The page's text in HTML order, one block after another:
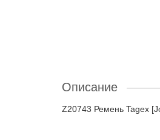
Описание
Z20743 Ремень Tagex